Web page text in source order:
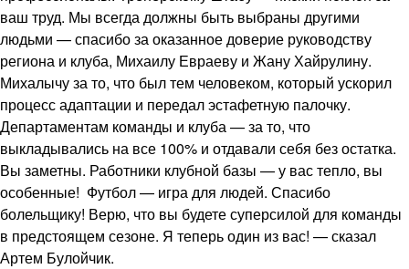
ваш труд. Мы всегда должны быть выбраны другими
людьми — спасибо за оказанное доверие руководству
региона и клуба, Михаилу Евраеву и Жану Хайрулину.
Михалычу за то, что был тем человеком, который ускорил
процесс адаптации и передал эстафетную палочку.
Департаментам команды и клуба — за то, что
выкладывались на все 100% и отдавали себя без остатка.
Вы заметны. Работники клубной базы — у вас тепло, вы
особенные! Футбол — игра для людей. Спасибо
болельщику! Верю, что вы будете суперсилой для команды
в предстоящем сезоне. Я теперь один из вас! — сказал
Артем Булойчик.